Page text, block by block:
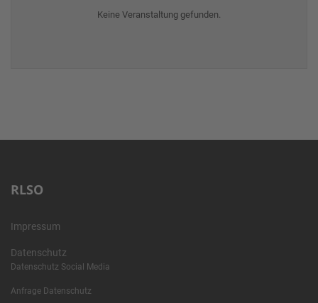
Keine Veranstaltung gefunden.
RLSO
Impressum
Datenschutz
Datenschutz Social Media
Anfrage Datenschutz